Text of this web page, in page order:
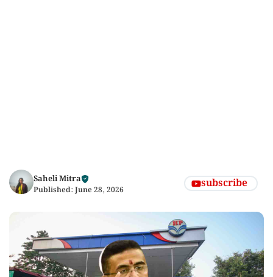
Saheli Mitra
Published: June 28, 2026 subscribe